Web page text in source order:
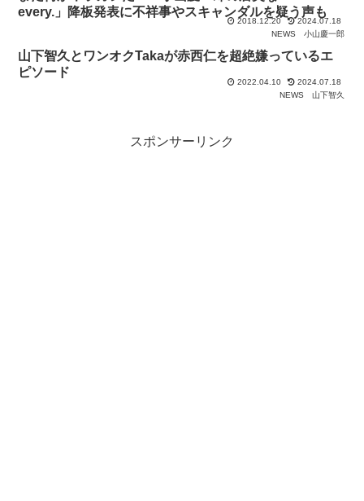
every.」降板発表に不祥事やスキャンダルを疑う声も
2018.12.20
2024.07.18
NEWS
小山慶一郎
山下智久とワンオクTakaが赤西仁を超絶嫌っているエ
ピソード
2022.04.10
2024.07.18
NEWS
山下智久
スポンサーリンク